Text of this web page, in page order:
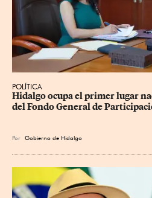
POLÍTICA
Hidalgo ocupa el primer lugar
del Fondo General de
Por Gobierno de Hidalgo